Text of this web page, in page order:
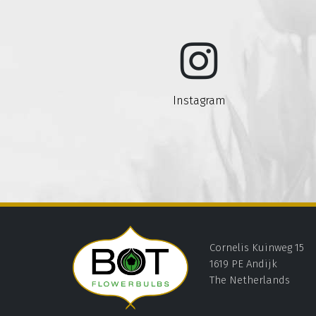
Instagram
Cornelis Kuinweg 15
1619 PE Andijk
The Netherlands